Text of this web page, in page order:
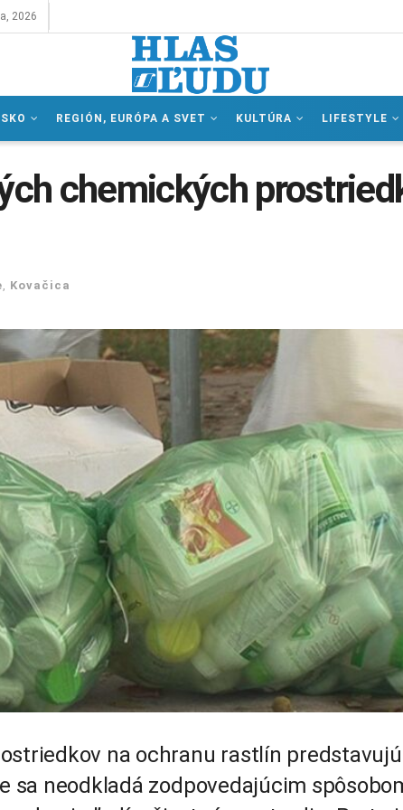
2026
REGIÓN, EURÓPA A SVET KULTÚRA LIFESTYLE
chemických
Kovačica
na ochranu rastlín predstavujú
sa neodkladá zodpovedajúcim